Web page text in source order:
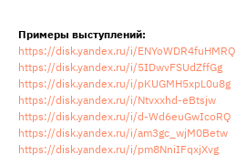
Примеры выступлений:
https://disk.yandex.ru/i/ENYoWDR4fuHMRQ
https://disk.yandex.ru/i/5IDwvFSUdZffGg
https://disk.yandex.ru/i/pKUGMH5xpL0u8g
https://disk.yandex.ru/i/Ntvxxhd-eBtsjw
https://disk.yandex.ru/i/d-Wd6euGwIcoRQ
https://disk.yandex.ru/i/am3gc_wjM0Betw
https://disk.yandex.ru/i/pm8NniIFqxjXvg